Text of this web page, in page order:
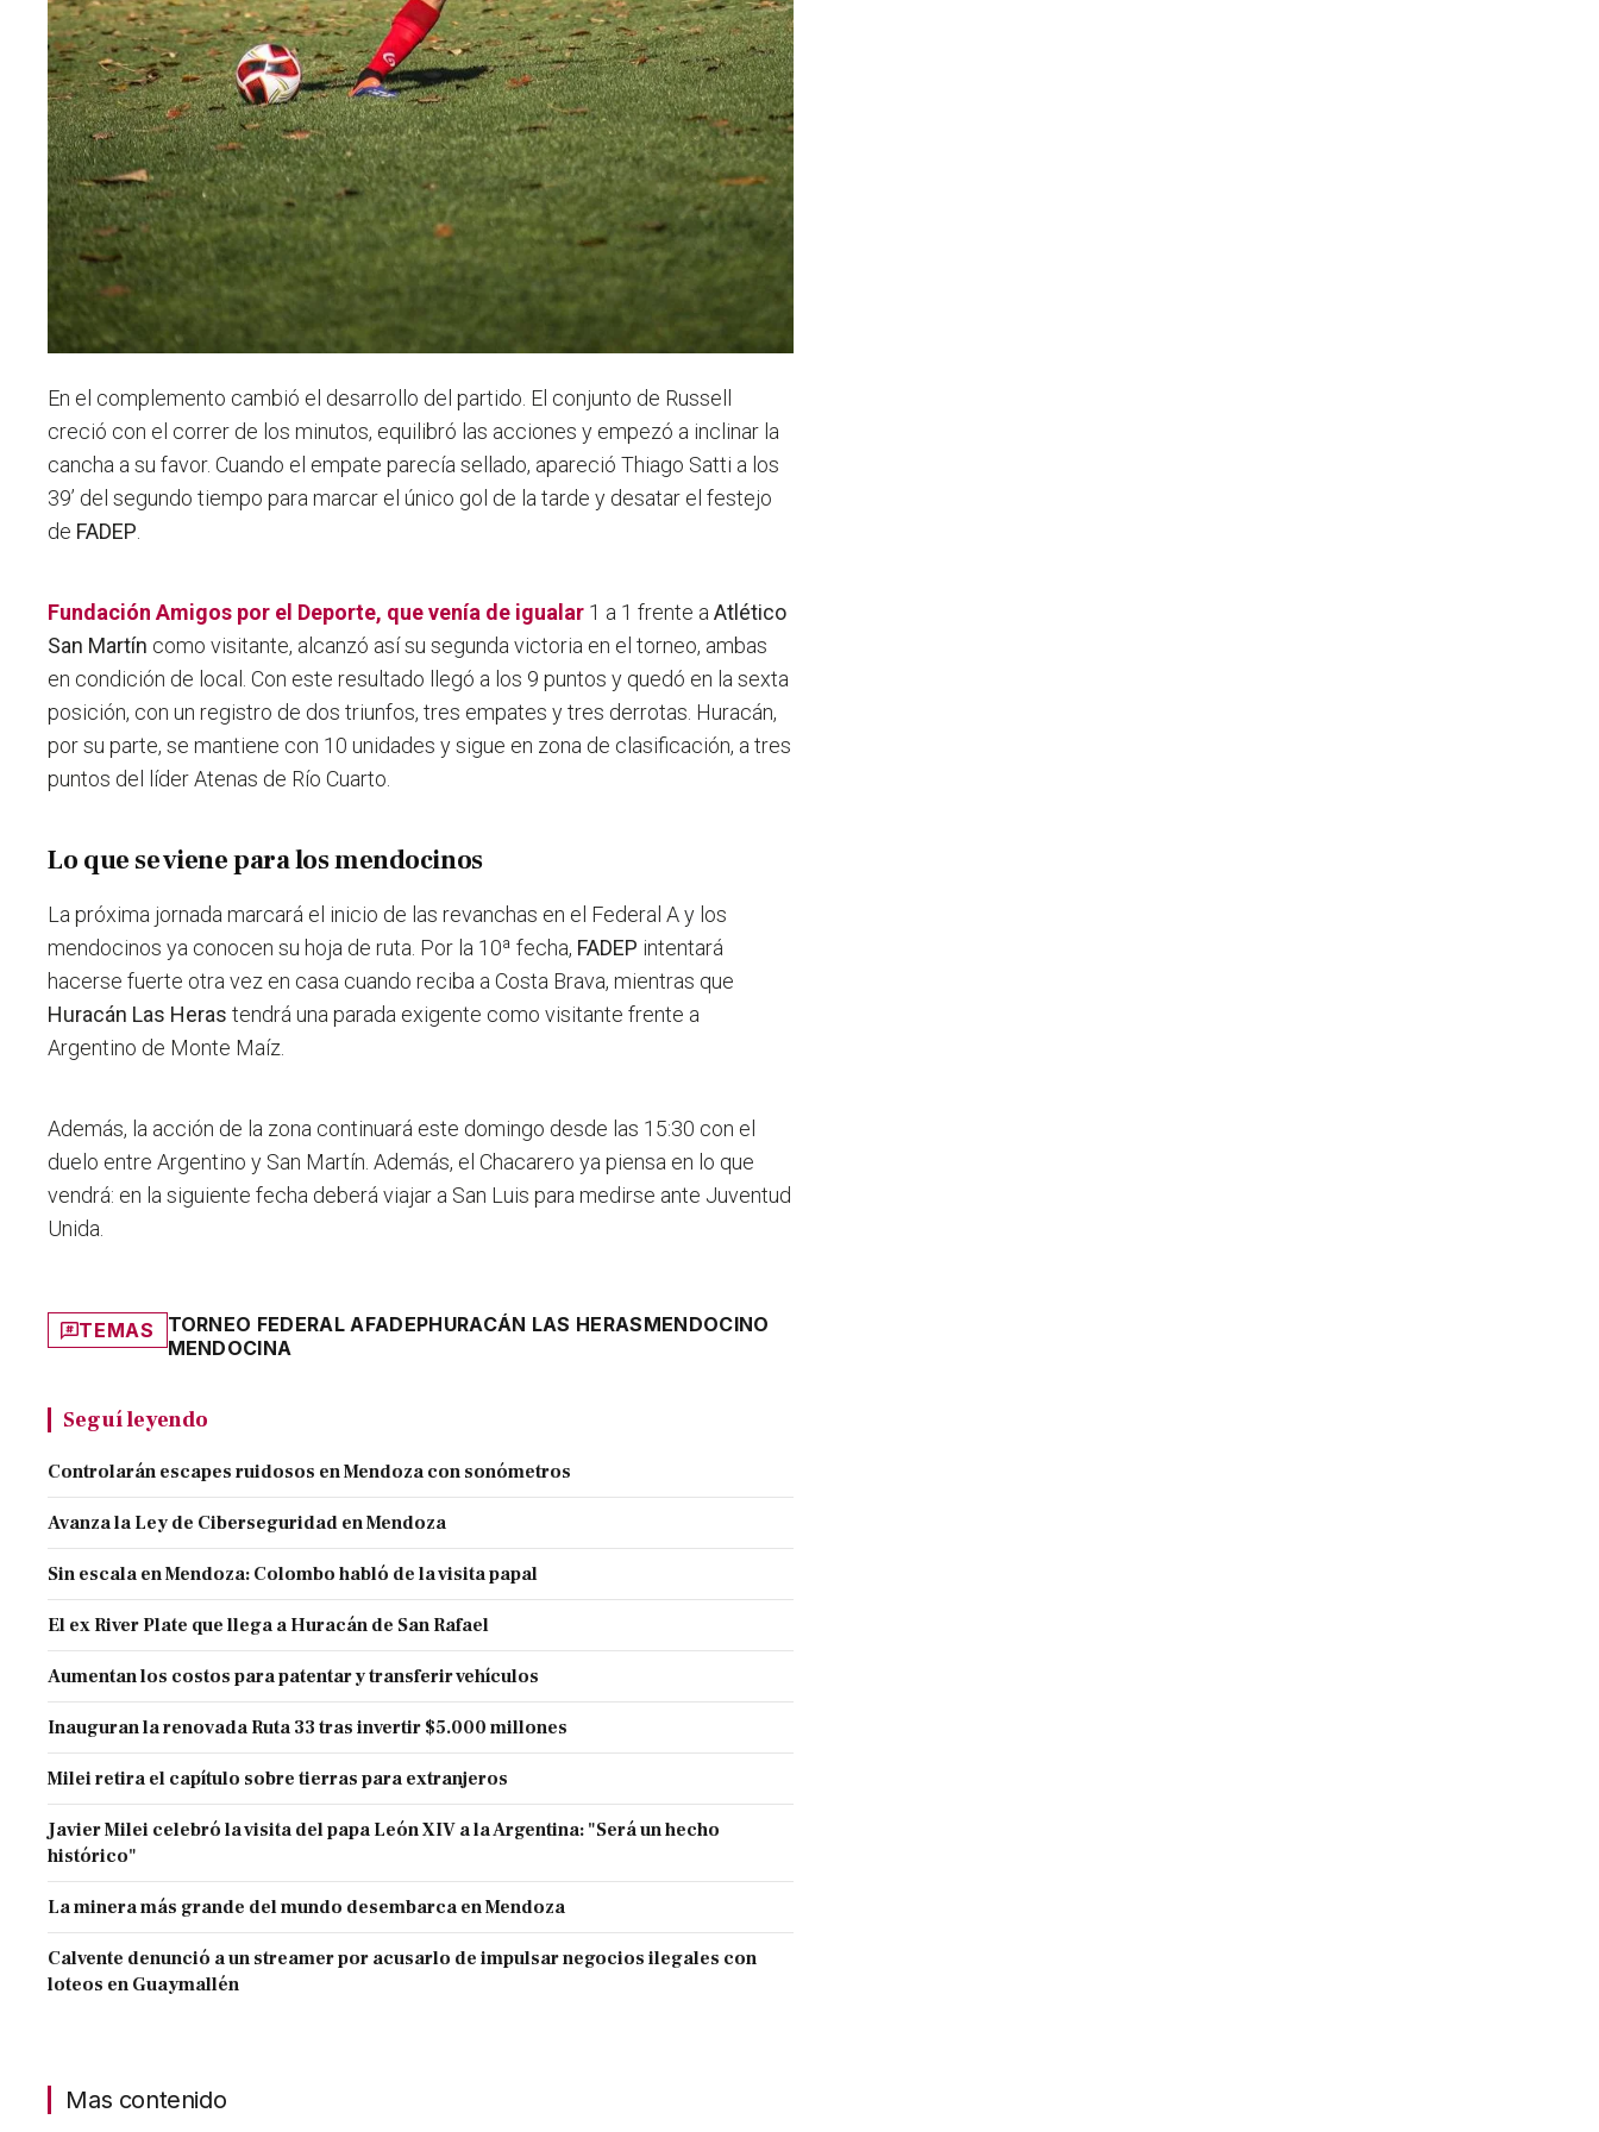
En el complemento cambió el desarrollo del partido. El conjunto de Russell
creció con el correr de los minutos, equilibró las acciones y empezó a inclinar la
cancha a su favor. Cuando el empate parecía sellado, apareció Thiago Satti a los
39’ del segundo tiempo para marcar el único gol de la tarde y desatar el festejo
de FADEP.
Fundación Amigos por el Deporte, que venía de igualar 1 a 1 frente aAtlético
San Martín como visitante, alcanzó así su segunda victoria en el torneo, ambas
en condición de local. Con este resultado llegó a los 9 puntos y quedó en la sexta
posición, con un registro de dos triunfos, tres empates y tres derrotas. Huracán,
por su parte, se mantiene con 10 unidades y sigue en zona de clasificación, a tres
puntos del líder Atenas de Río Cuarto.
Lo que se viene para los mendocinos
La próxima jornada marcará el inicio de las revanchas en el Federal A y los
mendocinos ya conocen su hoja de ruta. Por la 10ª fecha, FADEP intentará
hacerse fuerte otra vez en casa cuando reciba a Costa Brava, mientras que
Huracán Las Heras tendrá una parada exigente como visitante frente a
Argentino de Monte Maíz.
Además, la acción de la zona continuará este domingo desde las 15:30 con el
duelo entre Argentino y San Martín. Además, el Chacarero ya piensa en lo que
vendrá: en la siguiente fecha deberá viajar a San Luis para medirse ante Juventud
Unida.
TEMAS TORNEO FEDERAL AFADEPHURACÁN LAS HERASMENDOCINO
MENDOCINA
Seguí leyendo
Controlarán escapes ruidosos en Mendoza con sonómetros
Avanza la Ley de Ciberseguridad en Mendoza
Sin escala en Mendoza: Colombo habló de la visita papal
El ex River Plate que llega a Huracán de San Rafael
Aumentan los costos para patentar y transferir vehículos
Inauguran la renovada Ruta 33 tras invertir $5.000 millones
Milei retira el capítulo sobre tierras para extranjeros
Javier Milei celebró la visita del papa León XIV a la Argentina: "Será un hecho
histórico"
La minera más grande del mundo desembarca en Mendoza
Calvente denunció a un streamer por acusarlo de impulsar negocios ilegales con
loteos en Guaymallén
Mas contenido